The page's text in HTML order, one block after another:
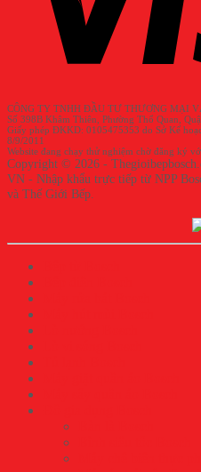
CÔNG TY TNHH ĐẦU TƯ THƯƠNG MẠI
Số 398B Khâm Thiên, Phường Thổ Quan,
Giấy phép ĐKKD: 0105475353 do Sở Kế
8/9/2011
Website đang chạy thử nghiệm chờ đăng ký
Copyright © 2026 -
VN - Nhập khẩu trực tiếp từ NPP
và Thế Giới Bếp.